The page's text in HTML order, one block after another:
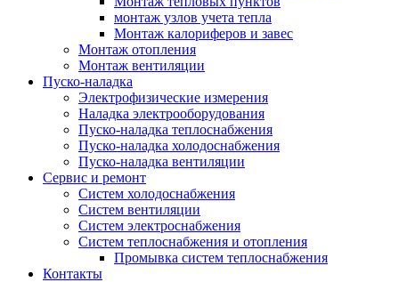
монтаж узлов учета тепла
Монтаж калориферов и завес
Монтаж отопления
Монтаж вентиляции
Пуско-наладка
Электрофизические измерения
Наладка электрооборудования
Пуско-наладка теплоснабжения
Пуско-наладка холодоснабжения
Пуско-наладка вентиляции
Сервис и ремонт
Систем холодоснабжения
Систем вентиляции
Систем электроснабжения
Систем теплоснабжения и отопления
Промывка систем теплоснабжения
Контакты